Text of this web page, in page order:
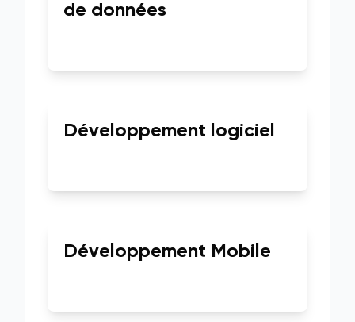
de données
Développement logiciel
Développement Mobile